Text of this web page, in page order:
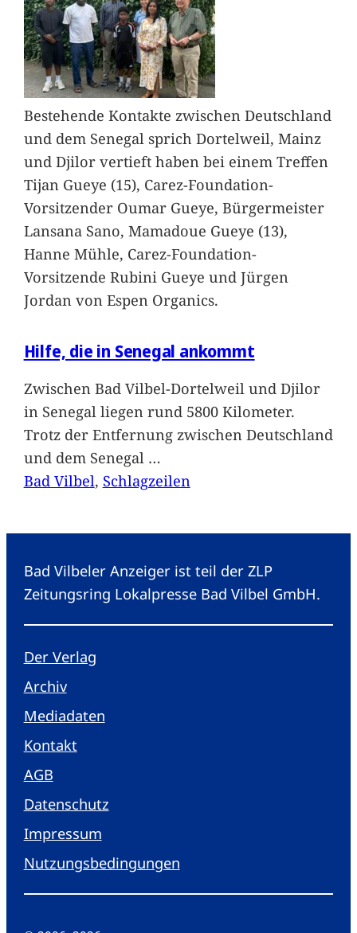
Bestehende Kontakte zwischen Deutschland
und dem Senegal sprich Dortelweil, Mainz
und Djilor vertieft haben bei einem Treffen
Tijan Gueye (15), Carez-Foundation-
Vorsitzender Oumar Gueye, Bürgermeister
Lansana Sano, Mamadoue Gueye (13),
Hanne Mühle, Carez-Foundation-
Vorsitzende Rubini Gueye und Jürgen
Jordan von Espen Organics.
Hilfe, die in Senegal ankommt
Zwischen Bad Vilbel-Dortelweil und Djilor
in Senegal liegen rund 5800 Kilometer.
Trotz der Entfernung zwischen Deutschland
und dem Senegal …
Bad Vilbel, Schlagzeilen
Bad Vilbeler Anzeiger ist teil der ZLP
Zeitungsring Lokalpresse Bad Vilbel GmbH.
Der Verlag
Archiv
Mediadaten
Kontakt
AGB
Datenschutz
Impressum
Nutzungsbedingungen